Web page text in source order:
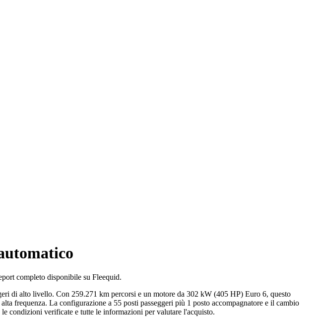
completo disponibile su Fleequid.
di alto livello. Con 259.271 km percorsi e un motore da 302 kW (405 HP) Euro 6, questo
frequenza. La configurazione a 55 posti passeggeri più 1 posto accompagnatore e il cambio
condizioni verificate e tutte le informazioni per valutare l'acquisto.